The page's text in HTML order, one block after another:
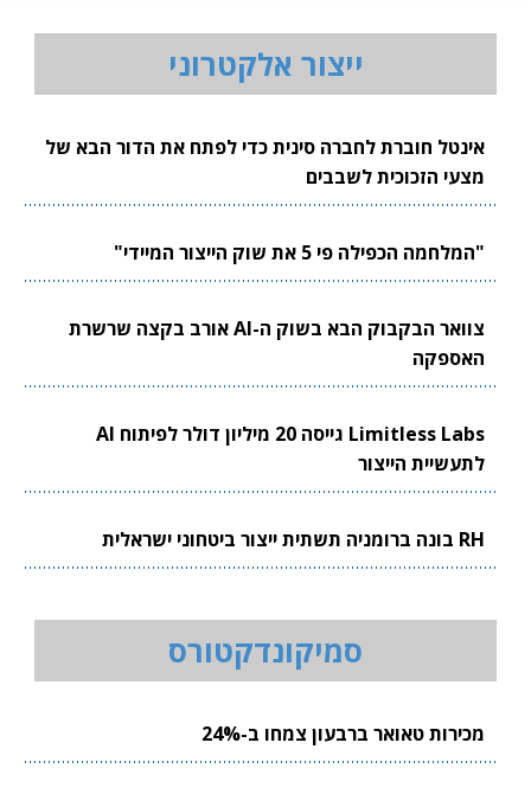
ייצור אלקטרוני
אינטל חוברת לחברה סינית כדי לפתח את הדור הבא של
מצעי הזכוכית לשבבים
"המלחמה הכפילה פי 5 את שוק הייצור המיידי"
צוואר הבקבוק הבא בשוק ה-AI אורב בקצה שרשרת
האספקה
Limitless Labs גייסה 20 מיליון דולר לפיתוח AI
לתעשיית הייצור
RH בונה ברומניה תשתית ייצור ביטחוני ישראלית
סמיקונדקטורס
מכירות טאואר ברבעון צמחו ב-24%